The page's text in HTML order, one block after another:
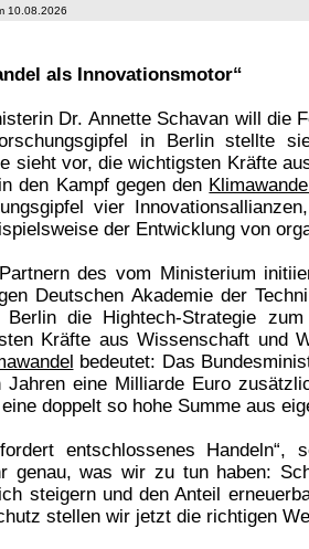
10.08.2026
als Innovationsmotor“
Dr. Annette Schavan will die
in Berlin stellte
sieht vor, die wichtigsten Kräfte
den Kampf gegen den
vier
der Entwicklung von
des vom Ministerium
Deutschen Akademie der
die Hightech-Strategie
Kräfte aus Wissenschaft und
bedeutet: Das
Jahren eine Milliarde Euro
doppelt so hohe Summe aus
entschlossenes
genau, was wir zu tun haben:
steigern und den Anteil
stellen wir jetzt die richtigen